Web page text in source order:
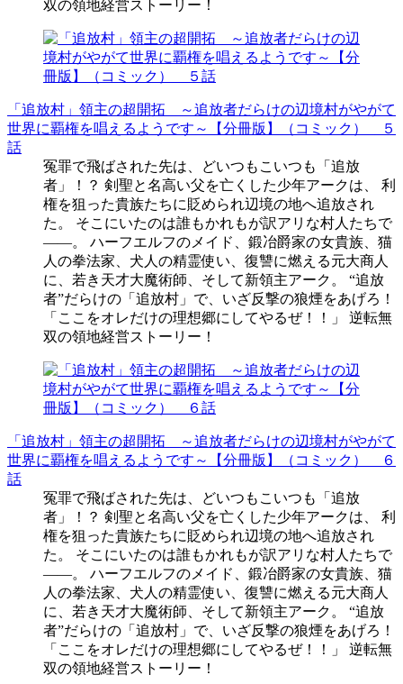
双の領地経営ストーリー！
「追放村」領主の超開拓 ～追放者だらけの辺境村がやがて
世界に覇権を唱えるようです～【分冊版】（コミック） ５
話
冤罪で飛ばされた先は、どいつもこいつも「追放
者」！？ 剣聖と名高い父を亡くした少年アークは、 利
権を狙った貴族たちに貶められ辺境の地へ追放され
た。 そこにいたのは誰もかれもが訳アリな村人たちで
――。 ハーフエルフのメイド、鍛冶爵家の女貴族、猫
人の拳法家、犬人の精霊使い、復讐に燃える元大商人
に、若き天才大魔術師、そして新領主アーク。 “追放
者”だらけの「追放村」で、いざ反撃の狼煙をあげろ！
「ここをオレだけの理想郷にしてやるぜ！！」 逆転無
双の領地経営ストーリー！
「追放村」領主の超開拓 ～追放者だらけの辺境村がやがて
世界に覇権を唱えるようです～【分冊版】（コミック） ６
話
冤罪で飛ばされた先は、どいつもこいつも「追放
者」！？ 剣聖と名高い父を亡くした少年アークは、 利
権を狙った貴族たちに貶められ辺境の地へ追放され
た。 そこにいたのは誰もかれもが訳アリな村人たちで
――。 ハーフエルフのメイド、鍛冶爵家の女貴族、猫
人の拳法家、犬人の精霊使い、復讐に燃える元大商人
に、若き天才大魔術師、そして新領主アーク。 “追放
者”だらけの「追放村」で、いざ反撃の狼煙をあげろ！
「ここをオレだけの理想郷にしてやるぜ！！」 逆転無
双の領地経営ストーリー！